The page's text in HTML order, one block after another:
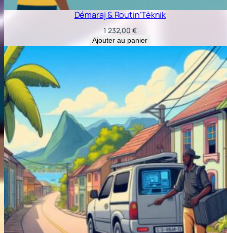
Démaraj & Routin’Tèknik
1 232,00€
Ajouter au panier